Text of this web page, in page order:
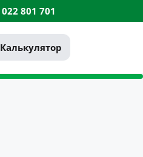
022 801 701
Калькулятор